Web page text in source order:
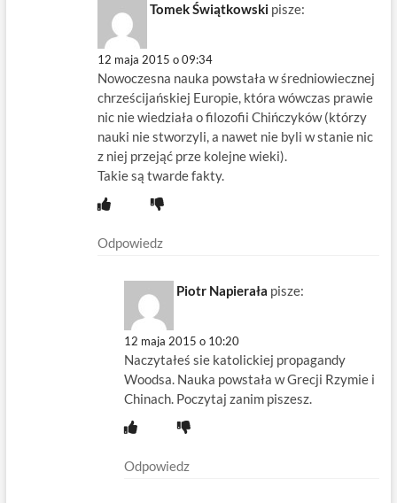
Tomek Świątkowski pisze:
12 maja 2015 o 09:34
Nowoczesna nauka powstała w średniowiecznej
chrześcijańskiej Europie, która wówczas prawie
nic nie wiedziała o filozofii Chińczyków (którzy
nauki nie stworzyli, a nawet nie byli w stanie nic
z niej przejąć prze kolejne wieki).
Takie są twarde fakty.
Odpowiedz
Piotr Napierała pisze:
12 maja 2015 o 10:20
Naczytałeś sie katolickiej propagandy
Woodsa. Nauka powstała w Grecji Rzymie i
Chinach. Poczytaj zanim piszesz.
Odpowiedz